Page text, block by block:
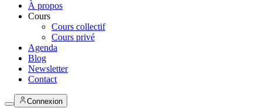
À propos
Cours
Cours collectif
Cours privé
Agenda
Blog
Newsletter
Contact
Connexion